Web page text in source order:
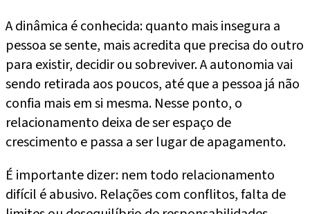
A dinâmica é conhecida: quanto mais insegura a
pessoa se sente, mais acredita que precisa do outro
para existir, decidir ou sobreviver. A autonomia vai
sendo retirada aos poucos, até que a pessoa já não
confia mais em si mesma. Nesse ponto, o
relacionamento deixa de ser espaço de
crescimento e passa a ser lugar de apagamento.
É importante dizer: nem todo relacionamento
difícil é abusivo. Relações com conflitos, falta de